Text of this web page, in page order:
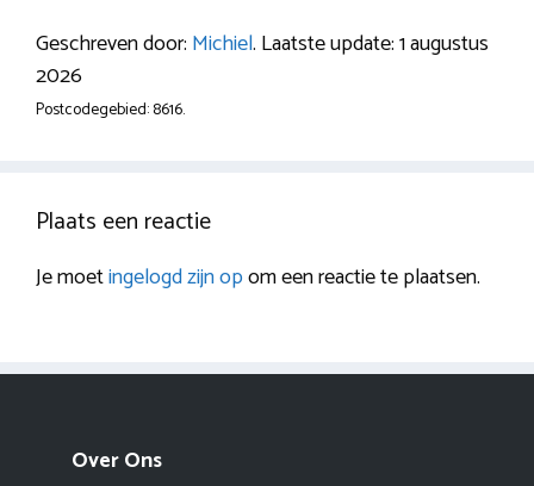
Geschreven door: Michiel. Laatste update: 1 augustus
2026
Postcodegebied: 8616.
Plaats een reactie
Je moetingelogd zijn opom een reactie te plaatsen.
Over Ons